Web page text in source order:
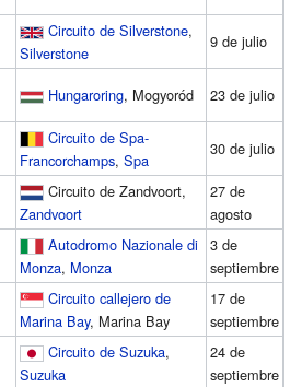
Circuito de Silverstone,
Silverstone
9 de julio
Hungaroring, Mogyoród 23 de julio
Circuito de Spa-
Francorchamps, Spa
30 de julio
Circuito de Zandvoort,
Zandvoort
27 de
agosto
Autodromo Nazionale di
Monza, Monza
3 de
septiembre
Circuito callejero de
Marina Bay, Marina Bay
17 de
septiembre
Circuito de Suzuka,
Suzuka
24 de
septiembre